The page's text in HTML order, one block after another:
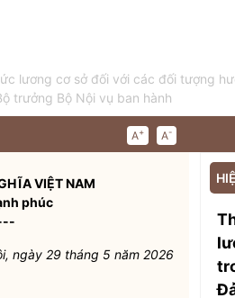
lương cơ sở đối với các đối tượng
trưởng Bộ Nội vụ ban hành
A+ A-
VIỆT NAM
phúc
ngày 29 tháng 5 năm 2026